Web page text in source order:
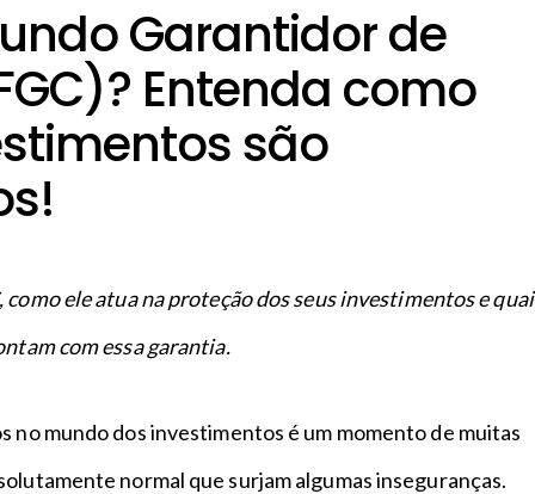
Garantidor de
Entenda como
são
como ele atua na proteção dos seus investimentos e
com essa garantia.
no mundo dos investimentos é um momento de muitas
normal que surjam algumas inseguranças.